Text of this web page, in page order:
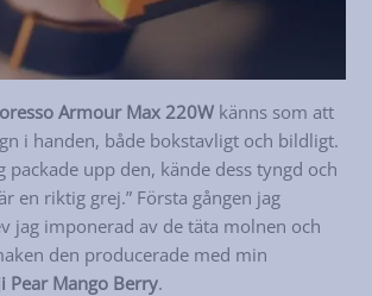
Armour Max 220W känns som att
i handen, både bokstavligt och bildligt.
packade upp den, kände dess tyngd och
en riktig grej.” Första gången jag
jag imponerad av de täta molnen och
den producerade med min
Pear Mango Berry.